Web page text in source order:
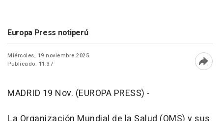
Europa Press notiperú
Miércoles, 19 noviembre 2025
Publicado: 11:37
MADRID 19 Nov. (EUROPA PRESS) -